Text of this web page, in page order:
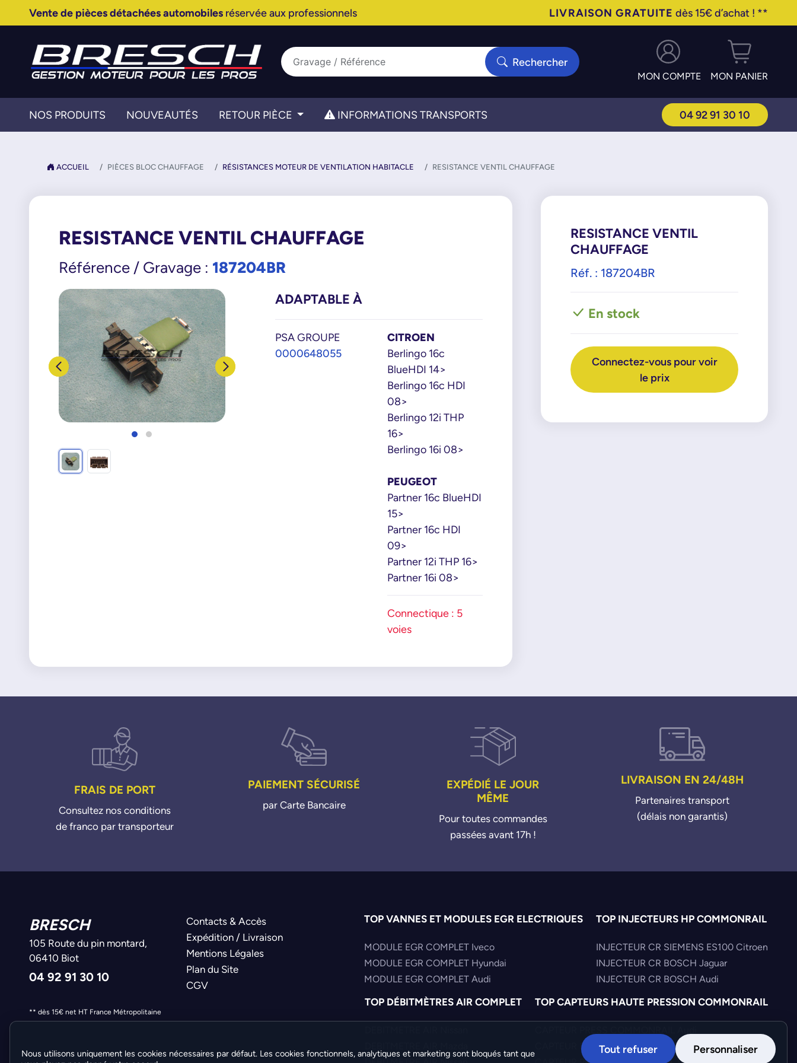
Vente de pièces détachées automobilesréservée aux professionnels LIVRAISON GRATUITE dès 15€ d’achat ! **
Rechercher
MON COMPTE MON PANIER
NOS PRODUITS NOUVEAUTÉS RETOUR PIÈCE INFORMATIONS TRANSPORTS 04 92 91 30 10
ACCUEIL PIÈCES BLOC CHAUFFAGE RÉSISTANCES MOTEUR DE VENTILATION HABITACLE RESISTANCE VENTIL CHAUFFAGE
RESISTANCE VENTIL CHAUFFAGE
Référence / Gravage : 187204BR
ADAPTABLE À
PSA GROUPE
0000648055
CITROEN
Berlingo 16c
BlueHDI 14>
Berlingo 16c HDI
08>
Berlingo 12i THP
16>
Berlingo 16i 08>
PEUGEOT
Partner 16c BlueHDI
15>
Partner 16c HDI
09>
Partner 12i THP 16>
Partner 16i 08>
Connectique : 5
voies
RESISTANCE VENTIL
CHAUFFAGE
Réf. : 187204BR
En stock
Connectez-vous pour voir
le prix
FRAIS DE PORT
Consultez nos conditions
de franco par transporteur
PAIEMENT SÉCURISÉ
par Carte Bancaire
EXPÉDIÉ LE JOUR
MÊME
Pour toutes commandes
passées avant 17h !
LIVRAISON EN 24/48H
Partenaires transport
(délais non garantis)
BRESCH
105 Route du pin montard,
06410 Biot
04 92 91 30 10
Contacts & Accès
Expédition / Livraison
Mentions Légales
Plan du Site
CGV
** dès 15€ net HT France Métropolitaine
TOP VANNES ET MODULES EGR ELECTRIQUES
MODULE EGR COMPLET Iveco
MODULE EGR COMPLET Hyundai
MODULE EGR COMPLET Audi
TOP INJECTEURS HP COMMONRAIL
INJECTEUR CR SIEMENS ES100 Citroen
INJECTEUR CR BOSCH Jaguar
INJECTEUR CR BOSCH Audi
TOP DÉBITMÈTRES AIR COMPLET TOP CAPTEURS HAUTE PRESSION COMMONRAIL
CAPTEUR PRESS COMMONRAIL Hyundai
Nous utilisons uniquement les cookies nécessaires par défaut. Les cookies fonctionnels, analytiques et marketing sont bloqués tant que
Tout refuser Personnaliser